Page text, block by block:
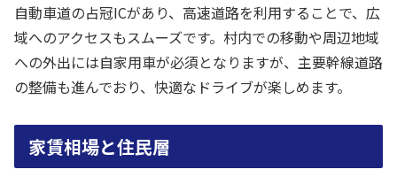
自動車道の占冠ICがあり、高速道路を利用することで、広
域へのアクセスもスムーズです。村内での移動や周辺地域
への外出には自家用車が必須となりますが、主要幹線道路
の整備も進んでおり、快適なドライブが楽しめます。
家賃相場と住民層